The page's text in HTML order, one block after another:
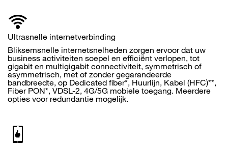
Ultrasnelle internetverbinding
Bliksemsnelle internetsnelheden zorgen ervoor dat uw
business activiteiten soepel en efficiënt verlopen, tot
gigabit en multigigabit connectiviteit, symmetrisch of
asymmetrisch, met of zonder gegarandeerde
bandbreedte, op Dedicated fiber*, Huurlijn, Kabel (HFC)**,
Fiber PON*, VDSL-2, 4G/5G mobiele toegang. Meerdere
opties voor redundantie mogelijk.